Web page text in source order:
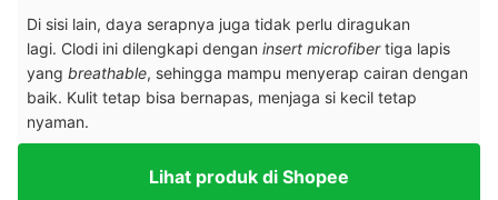
Di sisi lain, daya serapnya juga tidak perlu diragukan
lagi. Clodi ini dilengkapi dengan insert microfibertiga lapis
yang breathable, sehingga mampu menyerap cairan dengan
baik. Kulit tetap bisa bernapas, menjaga si kecil tetap
nyaman.
Lihat produk di Shopee